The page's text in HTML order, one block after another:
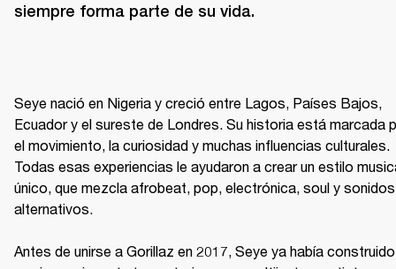
siempre forma parte de su vida.
Seye nació en Nigeria y creció entre Lagos, Países Bajos,
Ecuador y el sureste de Londres. Su historia está marcada
el movimiento, la curiosidad y muchas influencias culturales.
Todas esas experiencias le ayudaron a crear un estilo
único, que mezcla afrobeat, pop, electrónica, soul y sonidos
alternativos.
Antes de unirse a Gorillaz en 2017, Seye ya había construido